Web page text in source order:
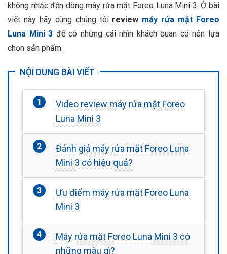
không nhắc đến dòng máy rửa mặt Foreo Luna Mini 3. Ở bài
viết này hãy cùng chúng tôi review máy rửa mặt Foreo
Luna Mini 3 để có những cái nhìn khách quan có nên lựa
chọn sản phẩm.
NỘI DUNG BÀI VIẾT
Video review máy rửa mặt Foreo
Luna Mini 3
Đánh giá máy rửa mặt Foreo Luna
Mini 3 có hiệu quả?
Ưu điểm máy rửa mặt Foreo Luna
Mini 3
Máy rửa mặt Foreo Luna Mini 3 có
những màu gì?